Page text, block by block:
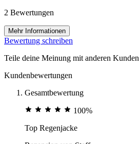
2 Bewertungen
Mehr Informationen
Bewertung schreiben
Teile deine Meinung mit anderen Kunden
Kundenbewertungen
Gesamtbewertung
100%
Top Regenjacke